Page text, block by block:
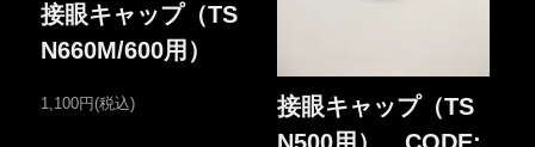
接眼キャップ（TS
N660M/600用）
1,100円(税込)
接眼キャップ（TS